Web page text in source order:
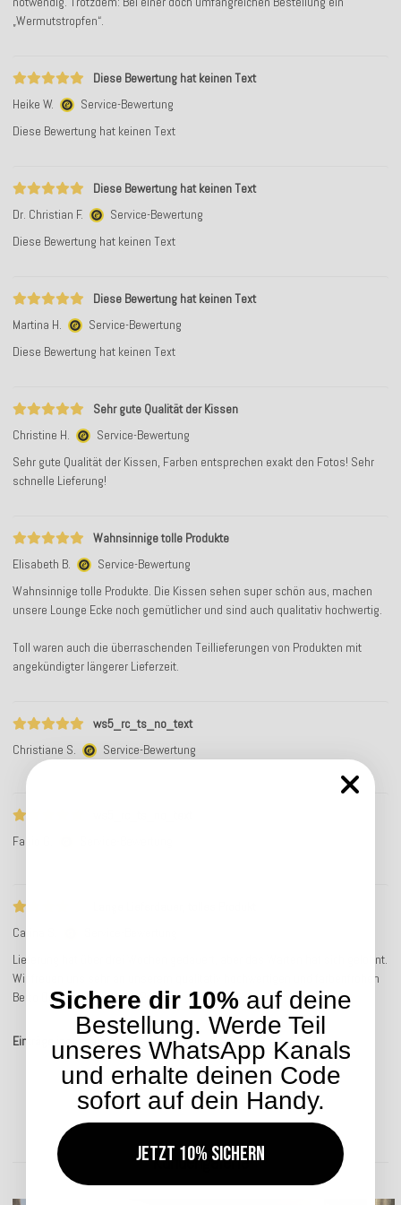
„Wermutstropfen“.
Diese Bewertung hat keinen Text
Heike W.
Service-Bewertung
Diese Bewertung hat keinen Text
Diese Bewertung hat keinen Text
Dr. Christian F.
Service-Bewertung
Diese Bewertung hat keinen Text
Diese Bewertung hat keinen Text
Martina H.
Service-Bewertung
Diese Bewertung hat keinen Text
Sehr gute Qualität der Kissen
Christine H.
Service-Bewertung
Sehr gute Qualität der Kissen, Farben entsprechen exakt den Fotos! Sehr
schnelle Lieferung!
Wahnsinnige tolle Produkte
Elisabeth B.
Service-Bewertung
Wahnsinnige tolle Produkte. Die Kissen sehen super schön aus, machen
unsere Lounge Ecke noch gemütlicher und sind auch qualitativ hochwertig.
Toll waren auch die überraschenden Teillieferungen von Produkten mit
angekündigter längerer Lieferzeit.
ws5_rc_ts_no_text
Christiane S.
Service-Bewertung
Fabio G.
Carina S.
Lieferung hat über drei Wochen gedauert, aber das Warten hat sich gelohnt.
Wir freuen uns sehr an unserem qualitativ hochwertigen und farbenfrohen
Berto Outdoor Bean Cube Pouf!
Einträge insgesamt: 10
Kundengalerie
Sichere dir 10% auf deine
Bestellung. Werde Teil
unseres WhatsApp Kanals
und erhalte deinen Code
sofort auf dein Handy.
Jetzt 10% sichern